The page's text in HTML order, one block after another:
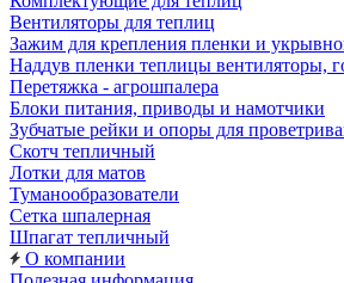
Вентиляторы для теплиц
Зажим для крепления пленки и
Наддув пленки теплицы вентиляторы,
Перетяжка - агрошпалера
Блоки питания, приводы и намотчики
Зубчатые рейки и опоры для
Скотч тепличный
Лотки для матов
Туманообразователи
Сетка шпалерная
Шпагат тепличный
О компании